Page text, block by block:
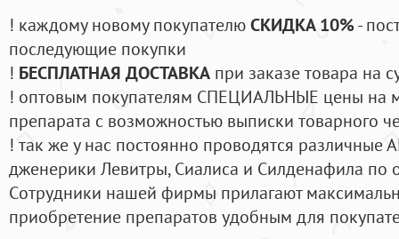
! каждому новому покупателюСКИДКА 10%-
последующие покупки
! БЕСПЛАТНАЯ ДОСТАВКА при заказе товара на
! оптовым покупателям СПЕЦИАЛЬНЫЕ цены на
препарата с возможностью выписки товарного
! так же у нас постоянно проводятся
дженерики Левитры, Сиалиса и Силденафила по
Cотрудники нашей фирмы прилагают
приобретение препаратов удобным для